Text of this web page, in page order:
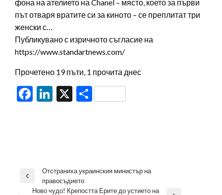
фона на ателието на Chanel – място, което за първи
път отваря вратите си за киното – се преплитат три
женски с…
Публикувано с изричното съгласие на
https://www.standartnews.com/
Прочетено 19 пъти, 1 прочита днес
Facebook
LinkedIn
X Share
Навигация
Previous
Отстраниха украинския министър на
правосъдието
Ново чудо! Крепостта Ерите до устието на